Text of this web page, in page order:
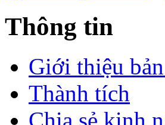
Thông tin
Giới thiệu
Thành tích
Chia sẻ kinh